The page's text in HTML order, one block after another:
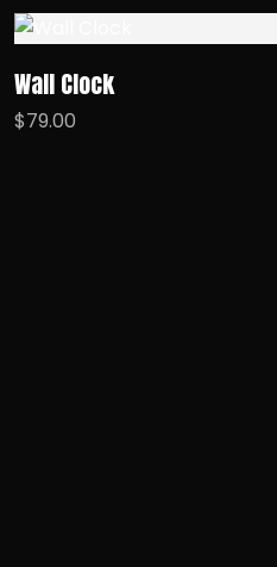
Wall Clock
$79.00